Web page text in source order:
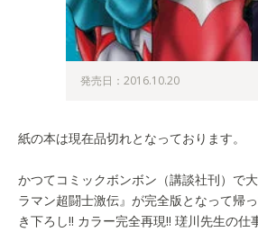
発売日：2016.10.20
紙の本は現在品切れとなっております。
かつてコミックボンボン（講談社刊）で
ラマン超闘士激伝』が完全版となって帰
き下ろし!! カラー完全再現!! 瑳川先生の